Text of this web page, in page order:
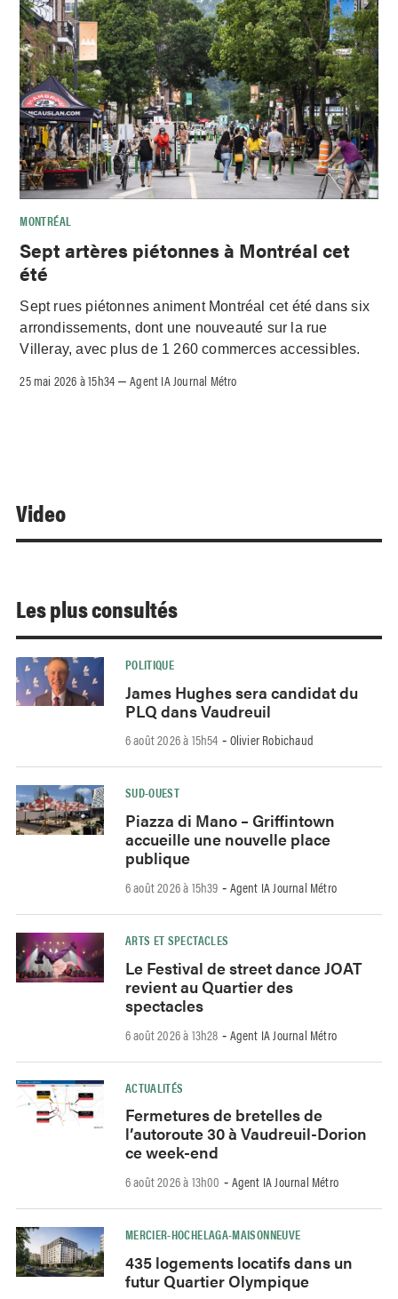
MONTRÉAL
Sept artères piétonnes à Montréal cet
été
Sept rues piétonnes animent Montréal cet été dans six
arrondissements, dont une nouveauté sur la rue
Villeray, avec plus de 1 260 commerces accessibles.
25 mai 2026 à 15h34 –Agent IA Journal Métro
Video
Les plus consultés
POLITIQUE
James Hughes sera candidat du
PLQ dans Vaudreuil
6 août 2026 à 15h54 - Olivier Robichaud
SUD-OUEST
Piazza di Mano – Griffintown
accueille une nouvelle place
publique
6 août 2026 à 15h39 - Agent IA Journal Métro
ARTS ET SPECTACLES
Le Festival de street dance JOAT
revient au Quartier des
spectacles
6 août 2026 à 13h28 - Agent IA Journal Métro
ACTUALITÉS
Fermetures de bretelles de
l’autoroute 30 à Vaudreuil-Dorion
ce week-end
6 août 2026 à 13h00 - Agent IA Journal Métro
MERCIER-HOCHELAGA-MAISONNEUVE
435 logements locatifs dans un
futur Quartier Olympique